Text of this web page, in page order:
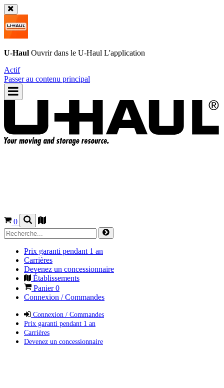
U-Haul Ouvrir dans le U-Haul L'application
Actif
Passer au contenu principal
0
Prix garanti pendant 1 an
Carrières
Devenez un concessionnaire
Établissements
Panier0
Connexion / Commandes
Connexion / Commandes
Prix garanti pendant 1 an
Carrières
Devenez un concessionnaire